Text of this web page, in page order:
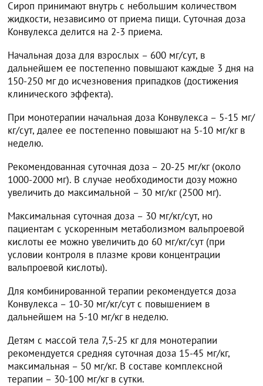
Сироп принимают внутрь с небольшим количеством
жидкости, независимо от приема пищи. Суточная доза
Конвулекса делится на 2-3 приема.
Начальная доза для взрослых – 600 мг/сут, в
дальнейшем ее постепенно повышают каждые 3 дня на
150-250 мг до исчезновения припадков (достижения
клинического эффекта).
При монотерапии начальная доза Конвулекса – 5-15 мг/
кг/сут, далее ее постепенно повышают на 5-10 мг/кг в
неделю.
Рекомендованная суточная доза – 20-25 мг/кг (около
1000-2000 мг). В случае необходимости дозу можно
увеличить до максимальной – 30 мг/кг (2500 мг).
Максимальная суточная доза – 30 мг/кг/сут, но
пациентам с ускоренным метаболизмом вальпроевой
кислоты ее можно увеличить до 60 мг/кг/сут (при
условии контроля в плазме крови концентрации
вальпроевой кислоты).
Для комбинированной терапии рекомендуется доза
Конвулекса – 10-30 мг/кг/сут с повышением в
дальнейшем на 5-10 мг/кг в неделю.
Детям с массой тела 7,5-25 кг для монотерапии
рекомендуется средняя суточная доза 15-45 мг/кг,
максимальная – 50 мг/кг. В составе комплексной
терапии – 30-100 мг/кг в сутки.